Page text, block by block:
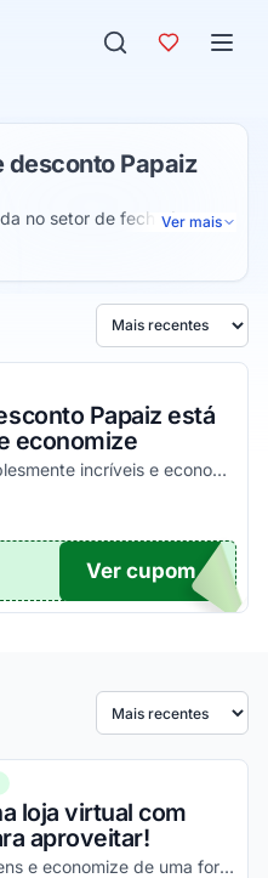
desconto Papaiz
no setor de fechaduras,
conhecida por sua
até soluções de
A Papaiz prioriza
peça, buscando garantir
clientes.
Ver mais
Ordenar por
Papaiz está
economize
Aproveite com vantagens simplesmente incríveis e economize da melhor maneira possível!
TICO
Ver cupom
Ordenar por
loja virtual com
aproveitar!
Desfrute das melhores vantagens e economize de uma forma simples!